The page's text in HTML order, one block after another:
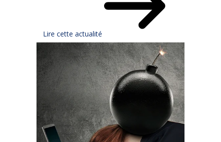
Lire cette actualité